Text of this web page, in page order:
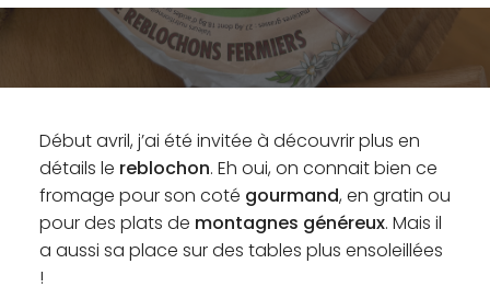
Début avril, j’ai été invitée à découvrir plus en
détails le reblochon. Eh oui, on connait bien ce
fromage pour son coté gourmand, en gratin ou
pour des plats de montagnes généreux. Mais il
a aussi sa place sur des tables plus ensoleillées
!